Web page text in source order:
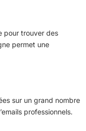
pour trouver des
permet une
sur un grand nombre
professionnels.